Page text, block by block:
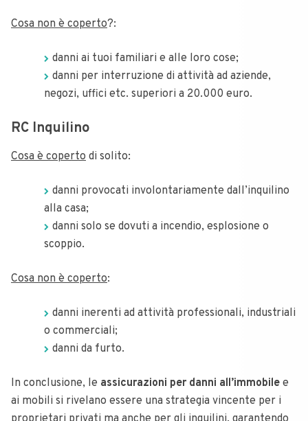
Cosa non è coperto?:
danni ai tuoi familiari e alle loro cose;
danni per interruzione di attività ad aziende,
negozi, uffici etc. superiori a 20.000 euro.
RC Inquilino
Cosa è coperto di solito:
danni provocati involontariamente dall’inquilino
alla casa;
danni solo se dovuti a incendio, esplosione o
scoppio.
Cosa non è coperto:
danni inerenti ad attività professionali, industriali
o commerciali;
danni da furto.
In conclusione, le assicurazioni per danni all’immobile e
ai mobili si rivelano essere una strategia vincente per i